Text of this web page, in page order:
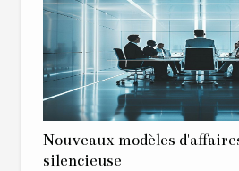
Nouveaux modèles
silencieuse